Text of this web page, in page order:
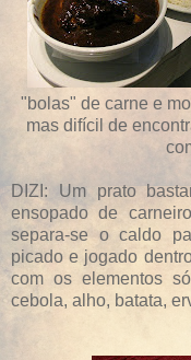
"bolas" de carne e
mas difícil de
DIZI: Um prato
ensopado de
separa-se o caldo
picado e jogado
com os elementos
cebola, alho, batata,